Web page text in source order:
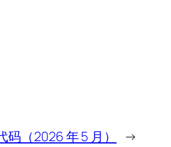
码（2026 年 5 月） →